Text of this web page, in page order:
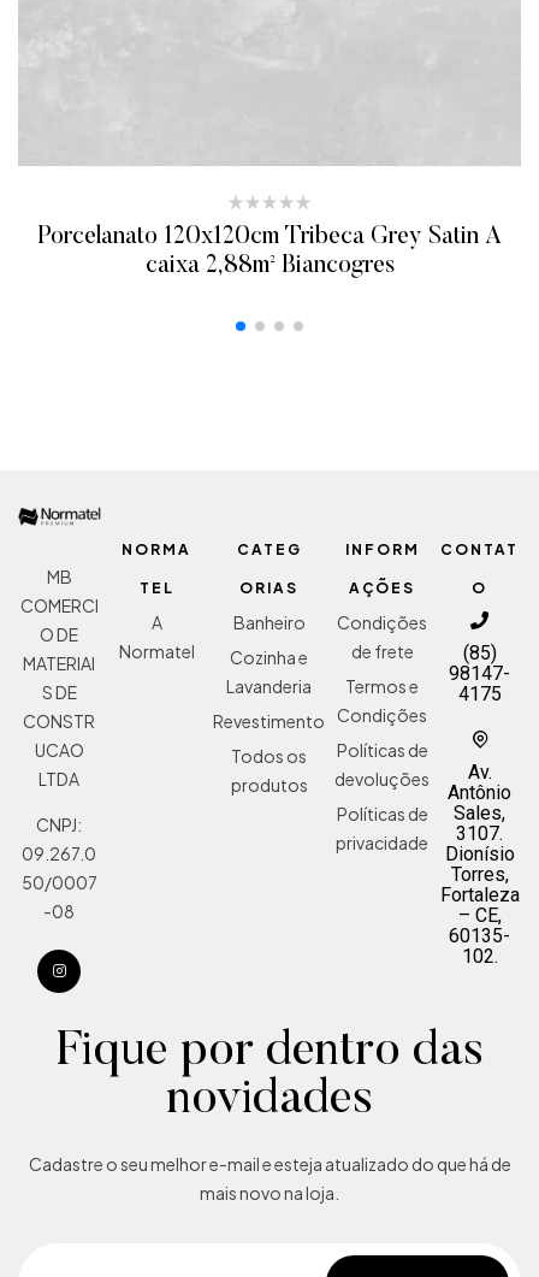
Porcelanato 120x120cm Tribeca Grey Satin A
caixa 2,88m² Biancogres
MB
COMERCI
O DE
MATERIAI
S DE
CONSTR
UCAO
LTDA
CNPJ:
09.267.0
50/0007
-08
NORMA
TEL
A
Normatel
CATEG
ORIAS
Banheiro
Cozinha e
Lavanderia
Revestimento
Todos os
produtos
INFORM
AÇÕES
Condições
de frete
Termos e
Condições
Políticas de
devoluções
Políticas de
privacidade
CONTAT
O
(85)
98147-
4175
Av.
Antônio
Sales,
3107.
Dionísio
Torres,
Fortaleza
– CE,
60135-
102.
Fique por dentro das
novidades
Cadastre o seu melhor e-mail e esteja atualizado do que há de
mais novo na loja.